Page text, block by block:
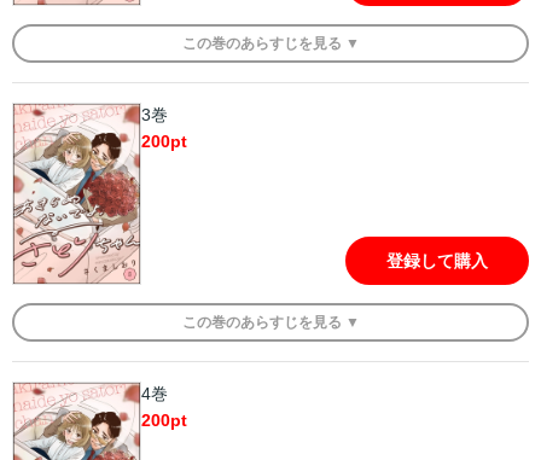
この巻のあらすじを 見る ▼
3巻
200pt
登録して購入
この巻のあらすじを 見る ▼
4巻
200pt